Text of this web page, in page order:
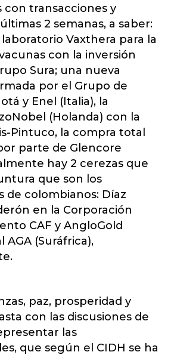
con transacciones y
2 semanas, a saber:
Vaxthera para la
con la inversión
Sura; una nueva
por el Grupo de
y Enel (Italia), la
(Holanda) con la
Pintuco, la compra total
parte de Glencore
hay 2 cerezas que
que son los
de colombianos: Díaz
en la Corporación
CAF y AngloGold
(Suráfrica),
paz, prosperidad y
con las discusiones de
las
que según el CIDH se ha